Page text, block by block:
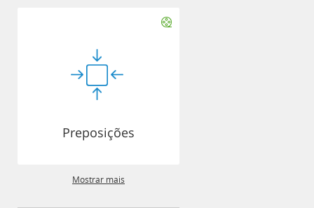
Preposições
Mostrar mais